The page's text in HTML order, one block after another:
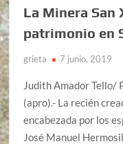
La Minera San
patrimonio en
grieta 7 junio, 2019
Judith Amador Tello/
(apro).- La recién
encabezada por los
José Manuel